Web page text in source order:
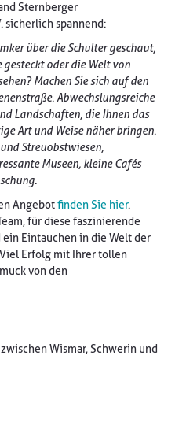
Sternberger
sicherlich spannend:
über die Schulter geschaut,
gesteckt oder die Welt von
Machen Sie sich auf den
Abwechslungsreiche
Landschaften, die Ihnen das
Art und Weise näher bringen.
Streuobstwiesen,
Museen, kleine Cafés
Angebotfinden Sie hier.
für diese faszinierende
ein Eintauchen in die Welt der
Erfolg mit Ihrer tollen
von den
Wismar, Schwerin und